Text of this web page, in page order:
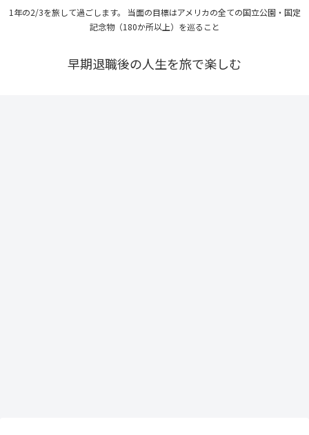
1年の2/3を旅して過ごします。 当面の目標はアメリカの全ての国立公園・国定
記念物（180か所以上）を巡ること
早期退職後の人生を旅で楽しむ